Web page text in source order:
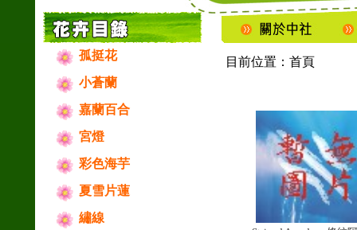
孤挺花
小蒼蘭
嘉蘭百合
宮燈
彩色海芋
夏雪片蓮
繡線
目前位置： 首頁